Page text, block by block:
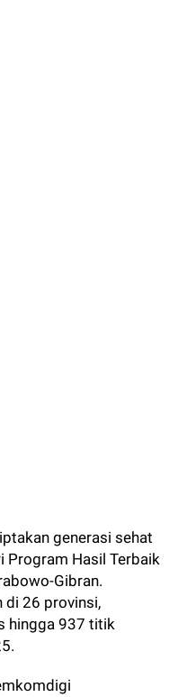
generasi sehat
Program Hasil Terbaik
Gibran.
di 26 provinsi,
hingga 937 titik